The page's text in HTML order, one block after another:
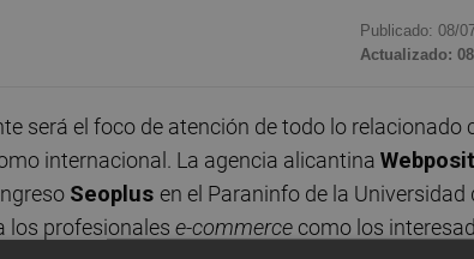
Publicado: 08/
Actualizado:
será el foco de atención de todo lo relacionado
internacional. La agencia alicantina
Seoplus en el Paraninfo de la Universidad
los profesionales e-commerce como los